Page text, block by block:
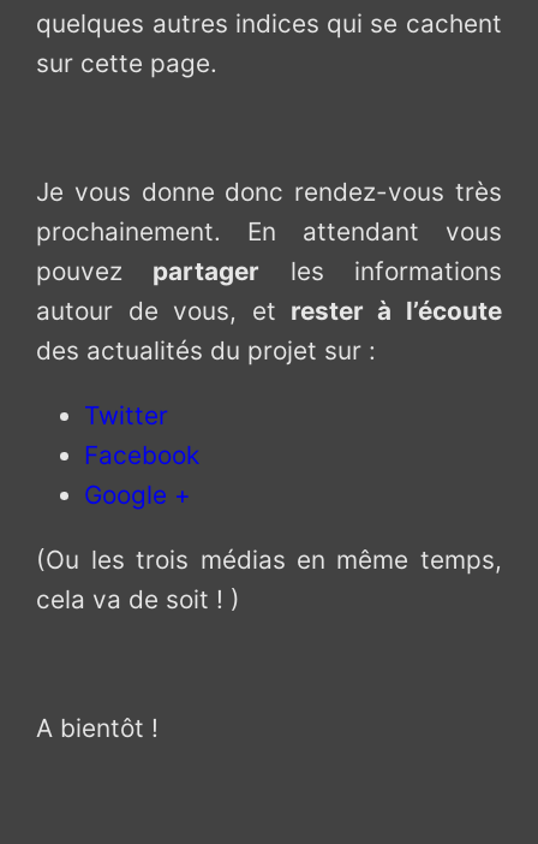
quelques autres indices qui se cachent
sur cette page.
Je vous donne donc rendez-vous très
prochainement. En attendant vous
pouvez partager les informations
autour de vous, et rester à l’écoute
des actualités du projet sur :
Twitter
Facebook
Google +
(Ou les trois médias en même temps,
cela va de soit ! )
A bientôt !